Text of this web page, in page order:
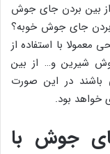
از بین بردن جای جوش
بردن جای جوش خوبه؟
با استفاده از
شیرین و… از بین
باشند در این صورت
خواهد بود.
جوش با